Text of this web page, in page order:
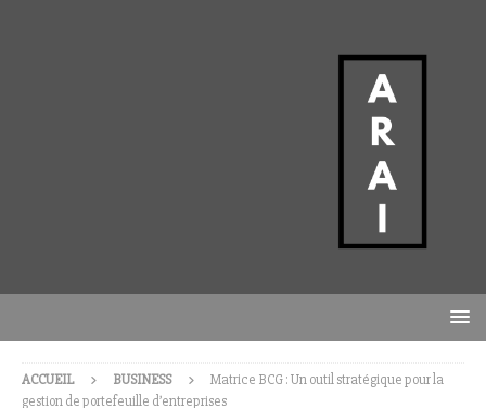
ACCUEIL BUSINESS
Matrice BCG : Un outil stratégique pour la
gestion de portefeuille d’entreprises